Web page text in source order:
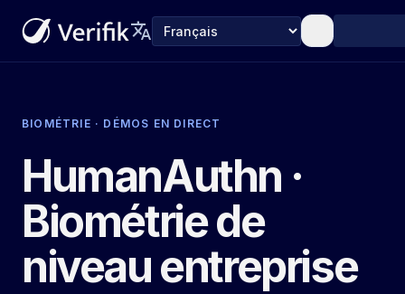
Langue
translate
BIOMÉTRIE · DÉMOS EN DIRECT
HumanAuthn ·
Biométrie de
niveau entreprise